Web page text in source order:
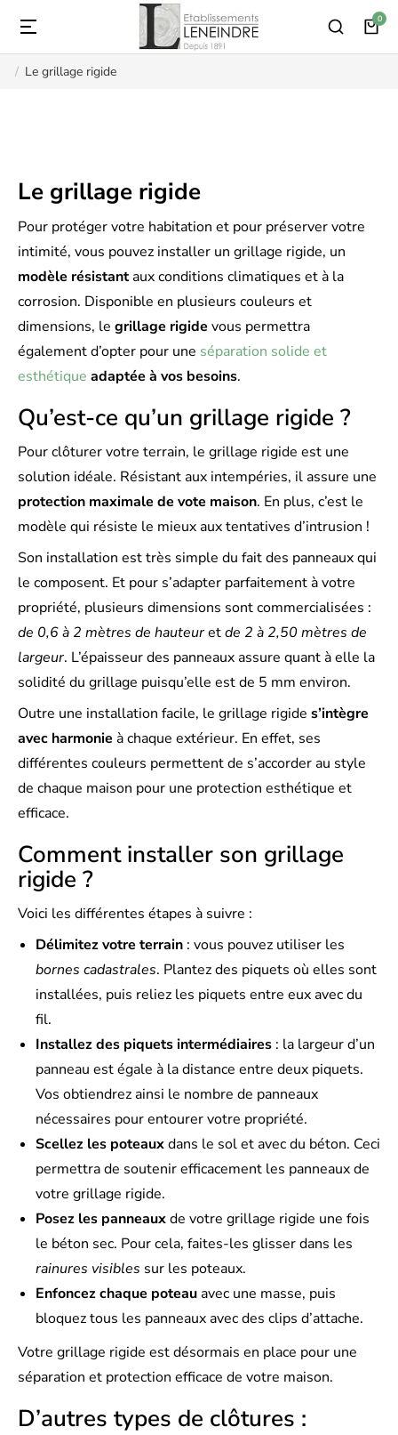
Vous êtes ici :
Le grillage rigide
Le grillage rigide
Pour protéger votre habitation et pour préserver votre
intimité, vous pouvez installer un grillage rigide, un
modèle résistantaux conditions climatiques et à la
corrosion. Disponible en plusieurs couleurs et
dimensions, le grillage rigide vous permettra
également d’opter pour une séparation solide et
esthétique adaptée à vos besoins.
Qu’est-ce qu’un grillage rigide ?
Pour clôturer votre terrain, le grillage rigide est une
solution idéale. Résistant aux intempéries, il assure une
protection maximale de vote maison. En plus, c’est le
modèle qui résiste le mieux aux tentatives d’intrusion !
Son installation est très simple du fait des panneaux qui
le composent. Et pour s’adapter parfaitement à votre
propriété, plusieurs dimensions sont commercialisées :
de 0,6 à 2 mètres de hauteuretde 2 à 2,50 mètres de
largeur. L’épaisseur des panneaux assure quant à elle la
solidité du grillage puisqu’elle est de 5 mm environ.
Outre une installation facile, le grillage rigide s’intègre
avec harmonie à chaque extérieur. En effet, ses
différentes couleurs permettent de s’accorder au style
de chaque maison pour une protection esthétique et
efficace.
Comment installer son grillage
rigide ?
Voici les différentes étapes à suivre :
Délimitez votre terrain : vous pouvez utiliser les
bornes cadastrales. Plantez des piquets où elles sont
installées, puis reliez les piquets entre eux avec du
fil.
Installez des piquets intermédiaires : la largeur d’un
panneau est égale à la distance entre deux piquets.
Vos obtiendrez ainsi le nombre de panneaux
nécessaires pour entourer votre propriété.
Scellez les poteauxdans le sol et avec du béton. Ceci
permettra de soutenir efficacement les panneaux de
votre grillage rigide.
Posez les panneauxde votre grillage rigide une fois
le béton sec. Pour cela, faites-les glisser dans les
rainures visibles sur les poteaux.
Enfoncez chaque poteauavec une masse, puis
bloquez tous les panneaux avec des clips d’attache.
Votre grillage rigide est désormais en place pour une
séparation et protection efficace de votre maison.
D’autres types de clôtures :